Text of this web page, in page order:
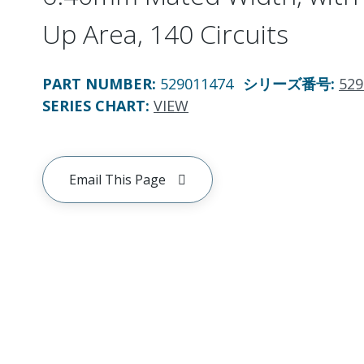
Up Area, 140 Circuits
PART NUMBER: 529011474 シリーズ番号:
SERIES CHART: VIEW
Email This Page